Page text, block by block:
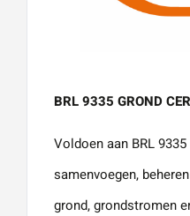
BRL 9335 GROND
Voldoen aan BRL
samenvoegen,
grond, grondstromen